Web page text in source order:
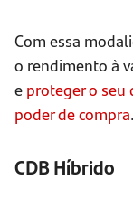
Com essa
o rendimento à
e proteger o seu
poder de compra.
CDB Híbrido